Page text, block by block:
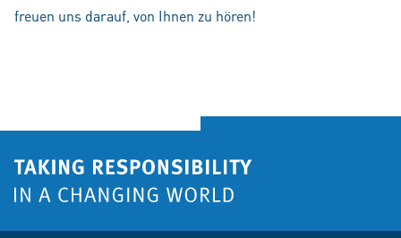
freuen uns darauf, von Ihnen zu hören!